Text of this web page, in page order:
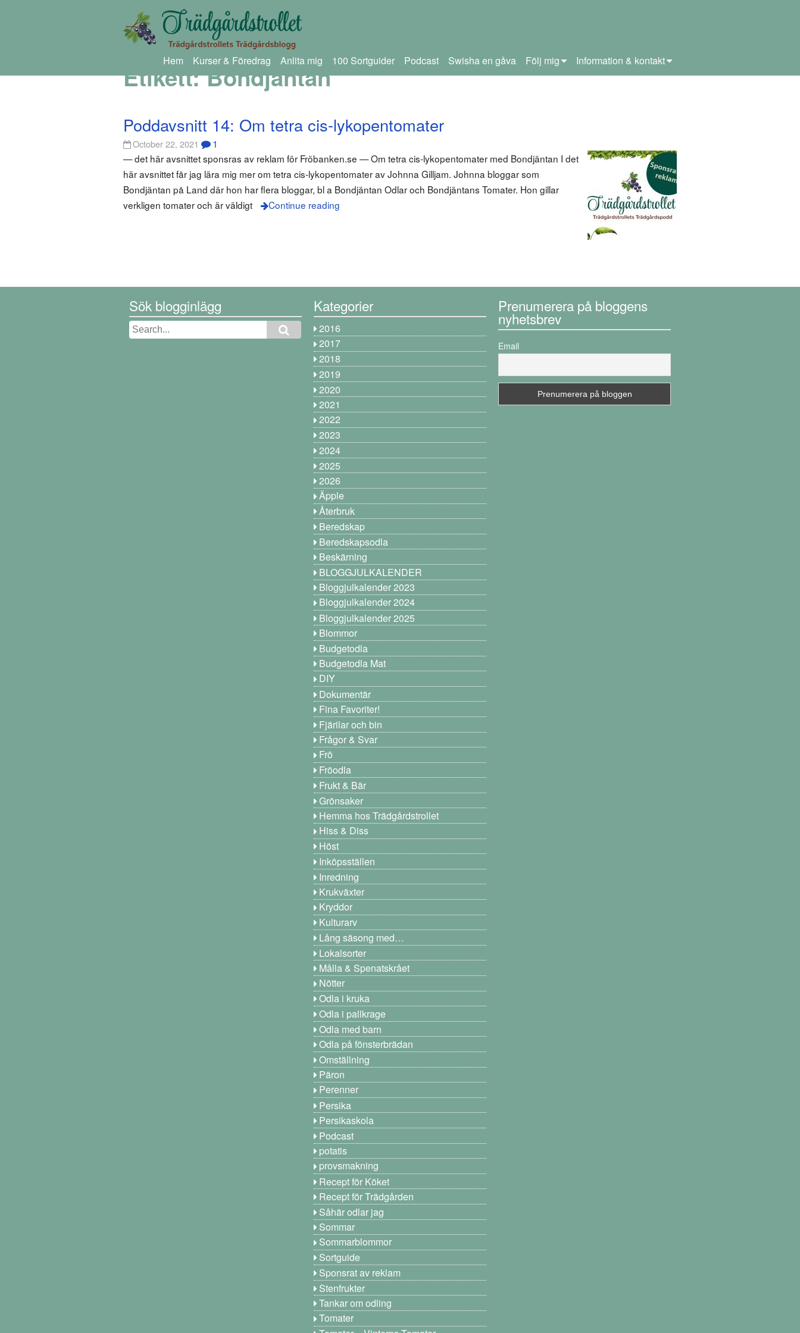
Hem Kurser & Föredrag Anlita mig 100 Sortguider Podcast Swisha en gåva Följ mig Information & kontakt
Etikett:Bondjäntan
Poddavsnitt 14: Om tetra cis-lykopentomater
October 22, 2021 1
— det här avsnittet sponsras av reklam för Fröbanken.se — Om tetra cis-lykopentomater med Bondjäntan I det
här avsnittet får jag lära mig mer om tetra cis-lykopentomater av Johnna Gilljam. Johnna bloggar som
Bondjäntan på Land där hon har flera bloggar, bl a Bondjäntan Odlar och Bondjäntans Tomater. Hon gillar
verkligen tomater och är väldigt
Continue reading
Sök blogginlägg Kategorier
2016
2017
2018
2019
2020
2021
2022
2023
2024
2025
2026
Äpple
Återbruk
Beredskap
Beredskapsodla
Beskärning
BLOGGJULKALENDER
Bloggjulkalender 2023
Bloggjulkalender 2024
Bloggjulkalender 2025
Blommor
Budgetodla
Budgetodla Mat
DIY
Dokumentär
Fina Favoriter!
Fjärilar och bin
Frågor & Svar
Frö
Fröodla
Frukt & Bär
Grönsaker
Hemma hos Trädgårdstrollet
Hiss & Diss
Höst
Inköpsställen
Inredning
Krukväxter
Kryddor
Kulturarv
Lång säsong med…
Lokalsorter
Målla & Spenatskrået
Nötter
Odla i kruka
Odla i pallkrage
Odla med barn
Odla på fönsterbrädan
Omställning
Päron
Perenner
Persika
Persikaskola
Podcast
potatis
provsmakning
Recept för Köket
Recept för Trädgården
Såhär odlar jag
Sommar
Sommarblommor
Sortguide
Sponsrat av reklam
Stenfrukter
Tankar om odling
Tomater
Prenumerera på bloggens
nyhetsbrev
Email